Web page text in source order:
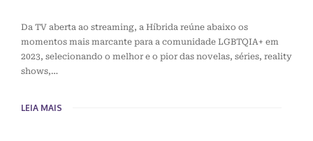
Da TV aberta ao streaming, a Híbrida reúne abaixo os
momentos mais marcante para a comunidade LGBTQIA+ em
2023, selecionando o melhor e o pior das novelas, séries, reality
shows,…
LEIA MAIS